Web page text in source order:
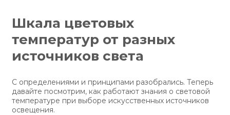
Шкала цветовых
температур от разных
источников света
С определениями и принципами разобрались. Теперь
давайте посмотрим, как работают знания о световой
температуре при выборе искусственных источников
освещения.